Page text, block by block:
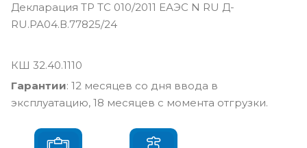
Декларация ТР ТС 010/2011 ЕАЭС N RU Д-
RU.РА04.В.77825/24
КШ 32.40.1110
Гарантии: 12 месяцев со дня ввода в
эксплуатацию, 18 месяцев с момента отгрузки.